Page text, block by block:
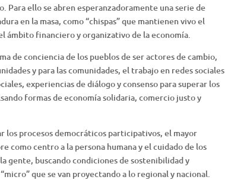
Para ello se abren esperanzadoramente una serie de
en la masa, como “chispas” que mantienen vivo el
ámbito financiero y organizativo de la economía.
de conciencia de los pueblos de ser actores de cambio,
y para las comunidades, el trabajo en redes sociales
experiencias de diálogo y consenso para superar los
formas de economía solidaria, comercio justo y
los procesos democráticos participativos, el mayor
como centro a la persona humana y el cuidado de los
gente, buscando condiciones de sostenibilidad y
que se van proyectando a lo regional y nacional.